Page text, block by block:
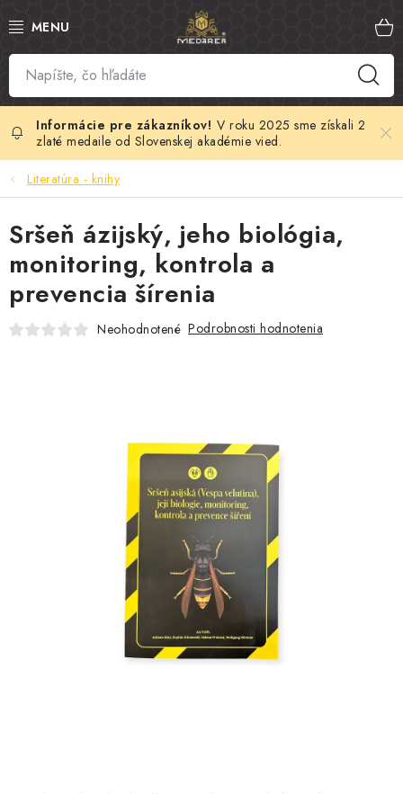
na
SLOVENSKÝ MED
MANUKA MED
VČELÍ PEĽ
MATERSKÁ KAŠIČKA
MEDOVÉ DARČEKOVÉ SETY
DOPLNKY KU VČELÍM PRODUKTOM
MEDOVÉ CUKROVINKY
V roku 2025 sme získali 2
zlaté medaile od Slovenskej akadémie vied.
Literatúra - knihy
Sršeň ázijský, jeho biológia,
monitoring, kontrola a
prevencia šírenia
Neohodnotené Podrobnosti hodnotenia